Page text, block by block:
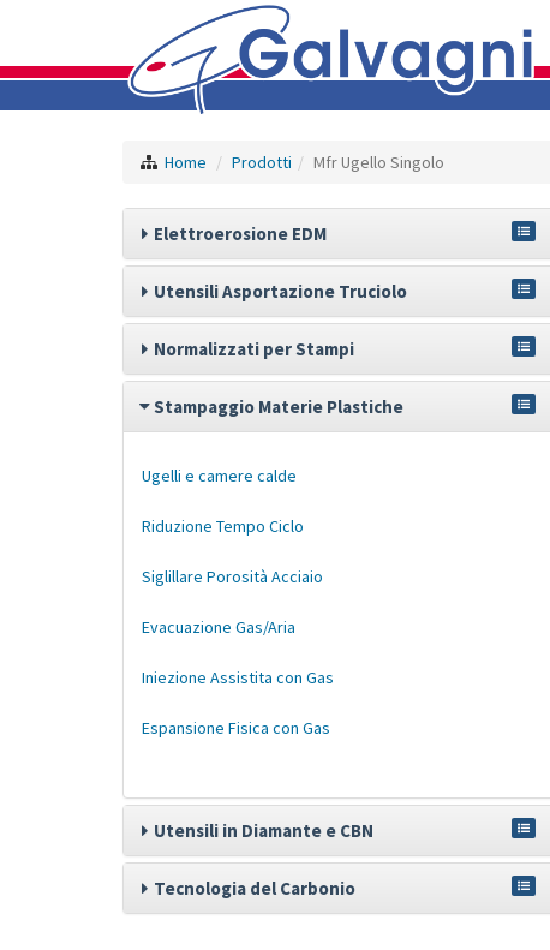
Home Prodotti Mfr Ugello Singolo
Elettroerosione EDM
Utensili Asportazione Truciolo
Normalizzati per Stampi
Stampaggio Materie Plastiche
Ugelli e camere calde
Riduzione Tempo Ciclo
Siglillare Porosità Acciaio
Evacuazione Gas/Aria
Iniezione Assistita con Gas
Espansione Fisica con Gas
Utensili in Diamante e CBN
Tecnologia del Carbonio